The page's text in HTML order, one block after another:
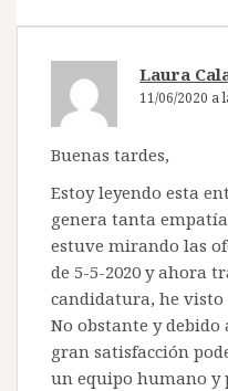
Laura
11/06/2020 a
Buenas tardes,
Estoy leyendo esta
genera tanta
estuve mirando las
de 5-5-2020 y ahora
candidatura, he visto
No obstante y
gran satisfacción
un equipo humano y